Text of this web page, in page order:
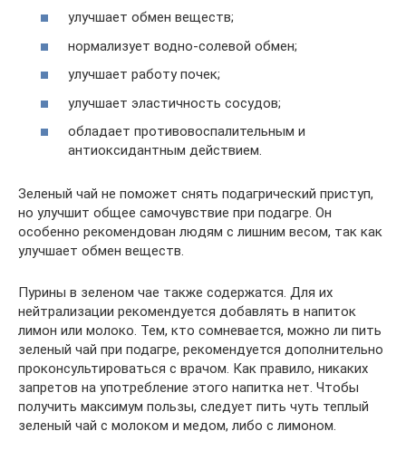
улучшает обмен веществ;
нормализует водно-солевой обмен;
улучшает работу почек;
улучшает эластичность сосудов;
обладает противовоспалительным и
антиоксидантным действием.
Зеленый чай не поможет снять подагрический приступ,
но улучшит общее самочувствие при подагре. Он
особенно рекомендован людям с лишним весом, так как
улучшает обмен веществ.
Пурины в зеленом чае также содержатся. Для их
нейтрализации рекомендуется добавлять в напиток
лимон или молоко. Тем, кто сомневается, можно ли пить
зеленый чай при подагре, рекомендуется дополнительно
проконсультироваться с врачом. Как правило, никаких
запретов на употребление этого напитка нет. Чтобы
получить максимум пользы, следует пить чуть теплый
зеленый чай с молоком и медом, либо с лимоном.